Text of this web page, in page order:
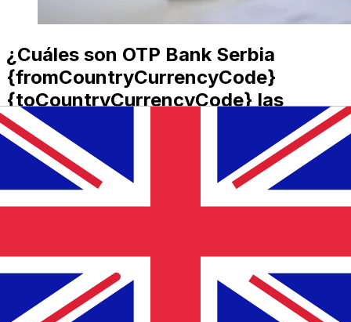
¿Cuáles son OTP Bank Serbia
{fromCountryCurrencyCode}
{toCountryCurrencyCode} las
comisiones de transferencia?
OTP Bank Serbia costos de transferencia internacional
de dinero de RSD a GBP dependen de factores como el
importe de la transferencia. Normalmente, las
transferencias más grandes conllevan comisiones más
¿Por qué transferir con Xe en lugar
de bancos tradicionales?